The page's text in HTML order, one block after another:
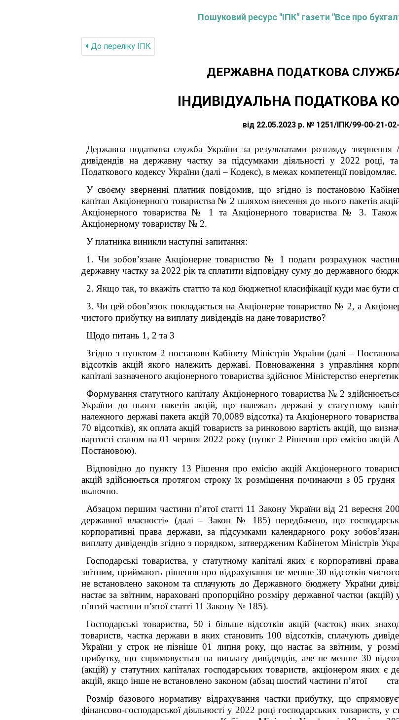
Пошуковий ресурс "ІПК" газети "Все про
До переліку IПК
ДЕРЖАВНА ПОДАТКОВА
ІНДИВІДУАЛЬНА ПОДАТКОВА
від 22.05.2023 р. № 1251/ІПК/99-00-21-
Державна податкова служба України за результатами розгляду звернення
дивідендів на державну частку за підсумками діяльності у 2022 році,
Податкового кодексу України (далі – Кодекс), в межах компетенції повідомляє.
У своєму зверненні платник повідомив, що згідно із постановою
капітал Акціонерного товариства № 2 шляхом внесення до нього пакетів
Акціонерного товариства № 1 та Акціонерного товариства № 3. Також
Акціонерному товариству № 2.
У платника виникли наступні запитання:
1. Чи зобов’язане Акціонерне товариство № 1 подати розрахунок
державну частку за 2022 рік та сплатити відповідну суму до державного
2. Якщо так, то вкажіть статтю та код бюджетної класифікації куди має бути
3. Чи цей обов’язок покладається на Акціонерне товариство № 2, а
чистого прибутку на виплату дивідендів на дане товариство?
Щодо питань 1, 2 та 3
Згідно з пунктом 2 постанови Кабінету Міністрів України (далі –
відсотків акцій якого належить державі. Повноваження з управління
капіталі зазначеного акціонерного товариства здійснює Міністерство
Формування статутного капіталу Акціонерного товариства № 2
України до нього пакетів акцій, що належать державі у статутному
належного державі пакета акцій 70,0089 відсотка) та Акціонерного
70 відсотків), як оплата акцій товариств за ринковою вартість акцій, що
вартості станом на 01 червня 2022 року (пункт 2 Рішення про емісію акцій
Постановою).
Відповідно до пункту 13 Рішення про емісію акцій Акціонерного
акцій здійснюється протягом строку їх розміщення починаючи з 05
включно.
Абзацом першим частини п’ятої статті 11 Закону України від 21 вересня
державної власності» (далі – Закон № 185) передбачено, що г
корпоративні права держави, за підсумками календарного року
виплату дивідендів згідно з порядком, затвердженим Кабінетом Міністрів
Господарські товариства, у статутному капіталі яких є корпоративні
звітним, приймають рішення про відрахування не менше 30 відсотків
не встановлено законом та сплачують до Державного бюджету України
настає за звітним, нараховані пропорційно розміру державної частки (акцій)
п’ятий частини п’ятої статті 11 Закону № 185).
Господарські товариства, 50 і більше відсотків акцій (часток) яких
товариств, частка держави в яких становить 100 відсотків, сплачують
України у строк не пізніше 01 липня року, що настає за звітним, у
прибутку, що спрямовується на виплату дивідендів, але не менше 30
(акцій) у статутних капіталах господарських товариств, акціонером яких є
акцій, якщо інше не встановлено законом (абзац шостий частини п’ятої
Розмір базового нормативу відрахування частки прибутку, що
фінансово-господарської діяльності у 2022 році господарських товариств, у